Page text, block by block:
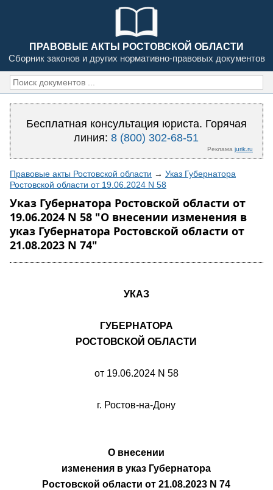
ПРАВОВЫЕ АКТЫ РОСТОВСКОЙ ОБЛАСТИ
Сборник законов и других нормативно-правовых документов
Бесплатная консультация юриста. Горячая
линия:8 (800) 302-68-51
Реклама jurik.ru
Правовые акты Ростовской области → Указ Губернатора
Ростовской области от 19.06.2024 N 58
Указ Губернатора Ростовской области от
19.06.2024 N 58 "О внесении изменения в
указ Губернатора Ростовской области от
21.08.2023 N 74"
УКАЗ
ГУБЕРНАТОРА
РОСТОВСКОЙ ОБЛАСТИ
от 19.06.2024 N 58
г. Ростов-на-Дону
О внесении
изменения в указ Губернатора
Ростовской области от21.08.2023 N 74